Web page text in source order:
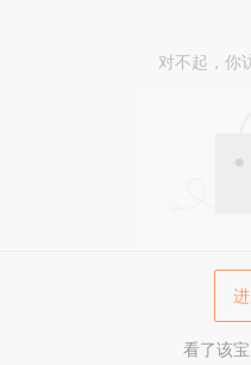
对不起，你
看了该